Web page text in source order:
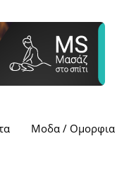
Μοδα / Ομορφια